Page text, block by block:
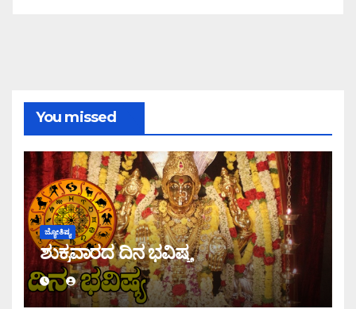
You missed
ಜ್ಯೋತಿಷ್ಯ
ಶುಕ್ರವಾರದ ದಿನ ಭವಿಷ್ಯ